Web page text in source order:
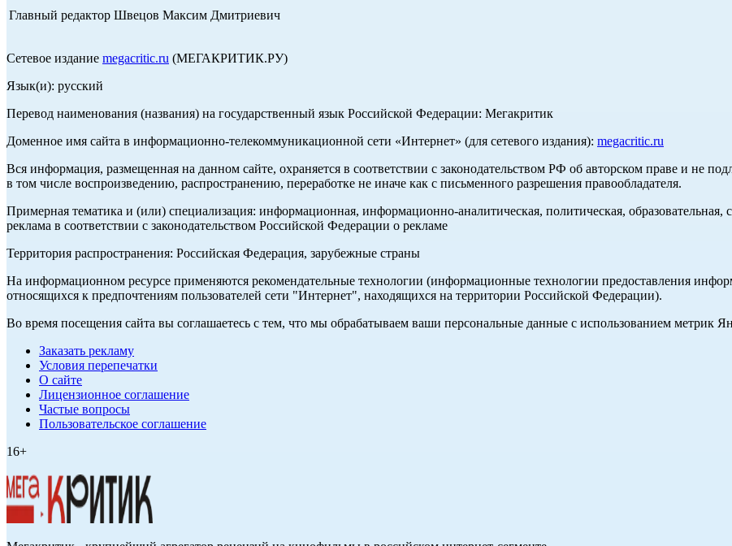
Главный редактор Швецов Максим Дмитриевич
Сетевое издание megacritic.ru (МЕГАКРИТИК.РУ)
Язык(и): русский
Перевод наименования (названия) на государственный язык Российской Федерации: Мегакритик
Доменное имя сайта в информационно-телекоммуникационной сети «Интернет» (для сетевого издания): megacritic.ru
Вся информация, размещенная на данном сайте, охраняется в соответствии с законодательством РФ об авторском праве и не
в том числе воспроизведению, распространению, переработке не иначе как с письменного разрешения правообладателя.
Примерная тематика и (или) специализация: информационная, информационно-аналитическая, политическая, образовательная,
реклама в соответствии с законодательством Российской Федерации о рекламе
Территория распространения: Российская Федерация, зарубежные страны
На информационном ресурсе применяются рекомендательные технологии (информационные технологии предоставления
относящихся к предпочтениям пользователей сети "Интернет", находящихся на территории Российской Федерации).
Во время посещения сайта вы соглашаетесь с тем, что мы обрабатываем ваши персональные данные с использованием метрик
Заказать рекламу
Условия перепечатки
О сайте
Лицензионное соглашение
Частые вопросы
Пользовательское соглашение
16+